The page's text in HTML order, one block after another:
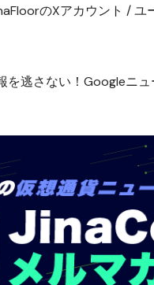
のXアカウント /ユ
を逃さない！Googleニュ